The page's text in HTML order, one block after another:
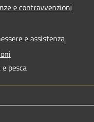
e contravvenzioni
e assistenza
pesca